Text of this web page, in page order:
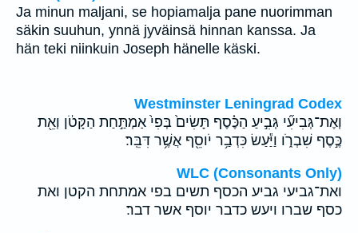
Ja minun maljani, se hopiamalja pane nuorimman
säkin suuhun, ynnä jyväinsä hinnan kanssa. Ja
hän teki niinkuin Joseph hänelle käski.
Westminster Leningrad Codex
וְאֶת־גְּבִיעִ֞י גְּבִ֣יעַ הַכֶּ֗סֶף תָּשִׂים֙ בְּפִי֙ אַמְתַּ֣חַת הַקָּטֹ֔ן וְאֵ֖ת
כֶּ֣סֶף שִׁבְרֹ֑ו וַיַּ֕עַשׂ כִּדְבַ֥ר יֹוסֵ֖ף אֲשֶׁ֥ר דִּבֵּֽר׃
WLC (Consonants Only)
ואת־גביעי גביע הכסף תשים בפי אמתחת הקטן ואת
כסף שברו ויעש כדבר יוסף אשר דבר׃